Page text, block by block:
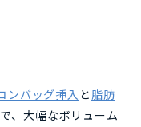
ンバッグ挿入と 脂肪
で、大幅なボリューム